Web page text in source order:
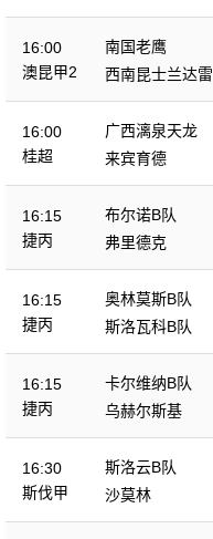
16:00
澳昆甲2
南国老鹰
西南昆士兰达雷
16:00
桂超
广西漓泉天龙
来宾育德
16:15
捷丙
布尔诺B队
弗里德克
16:15
捷丙
奥林莫斯B队
斯洛瓦科B队
16:15
捷丙
卡尔维纳B队
乌赫尔斯基
16:30
斯伐甲
斯洛云B队
沙莫林